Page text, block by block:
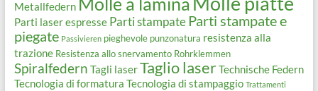
Metallfedern
Parti laser espresse Parti stampate Parti stampate e
piegate Passivieren pieghevole punzonatura resistenza alla
trazione Resistenza allo snervamento Rohrklemmen
Spiralfedern Tagli laserTaglio laserTechnische Federn
Tecnologia di formatura Tecnologia di stampaggio Trattamenti